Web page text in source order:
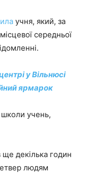
учня, який, за
середньої
у Вільнюсі
ярмарок
учень,
ще декілька годин
людям